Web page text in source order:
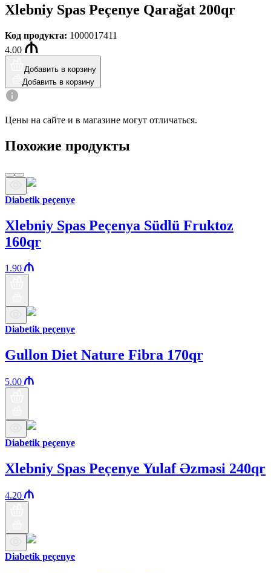
Xlebniy Spas Peçenye Qarağat 200qr
Код продукта: 1000017411
4.00
Добавить в корзину
Добавить в корзину
Цены на сайте и в магазине могут отличаться.
Похожие продукты
Diabetik peçenye
Xlebniy Spas Peçenya Südlü Fruktoz
160qr
1.90
Diabetik peçenye
Gullon Diet Nature Fibra 170qr
5.00
Diabetik peçenye
Xlebniy Spas Peçenye Yulaf Əzməsi 240qr
4.20
Diabetik peçenye